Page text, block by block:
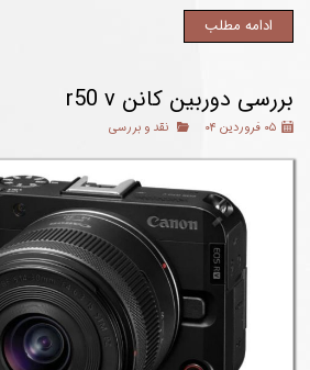
ادامه مطلب
بررسی دوربین کانن r50 v
۰۵ فروردین ۰۴ نقد و بررسی